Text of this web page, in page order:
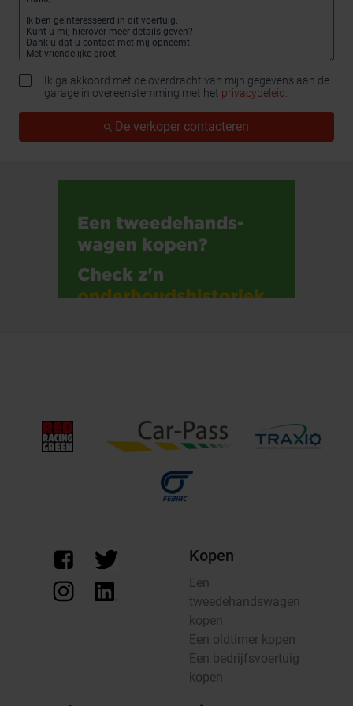
Ik ga akkoord met de overdracht van mijn gegevens aan de
garage in overeenstemming met het privacybeleid.
De verkoper contacteren
Kopen
Een
tweedehandswagen
kopen
Een oldtimer kopen
Een bedrijfsvoertuig
kopen